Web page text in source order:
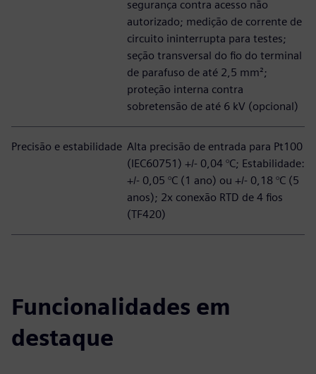
segurança contra acesso não
autorizado; medição de corrente de
circuito ininterrupta para testes;
seção transversal do fio do terminal
de parafuso de até 2,5 mm²;
proteção interna contra
sobretensão de até 6 kV (opcional)
Precisão e estabilidade Alta precisão de entrada para Pt100
(IEC60751) +/- 0,04 °C; Estabilidade:
+/- 0,05 °C (1 ano) ou +/- 0,18 °C (5
anos); 2x conexão RTD de 4 fios
(TF420)
Funcionalidades em
destaque